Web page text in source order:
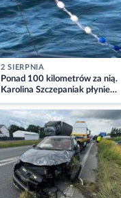
2 SIERPNIA
Ponad 100 kilometrów za nią.
Karolina Szczepaniak płynie
przez Bałtyk dla Piotra.
Aktualizacja